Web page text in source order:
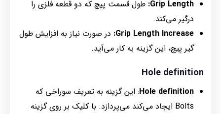
Grip Length: طول قسمت پیچ که دو قطعه فلزی را
درگیر می‌کند.
Grip Length Increase: در صورت نیاز به افزایش طول
گیر پیچ، این گزینه به کار می‌آید.
Hole definition
Hole definition: این گزینه به تعریف سوراخی که
Bolts ایجاد می‌کند می‌پردازد. با کلیک بر روی گزینه